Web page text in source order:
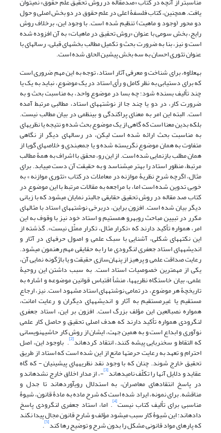
یافت. هم‏چنین، کتاب فلسفۀ اعلی در علم حقوق در دو بخش اصلی و حول
دو محور (وجود و ماهیت) تنظیم شده است. با وجود این، برخلاف روش
رایج، بخش سومی با عنوان «روش تحقیق در ماهیات» به آن افزوده شده
است و نیز، بنا به ضرورت بحث و تکمیل مطالب بخش‏های قبلی، رساله‏ای با
عنوان تئوری احسان به سه بخش پیشین الحاق شده است.
به‏علاوه، برای شناخت و معرفی آثار استاد، توجه به این مهم ضروری است
که برای دست‏یابی به نظر کامل و رأی استاد در یک موضوع، نباید به یک یا
چند تألیف بسنده شود؛ چه بسا در موضوع واحد، به مناسبت بحث و به
ضرورت کار، در دو یا چند جا از نوشته‏های استاد، مطالبی مرتبط آمده
است. البته این امر به معنای پراکندگی و بی‏نظمی در بیان مطالب نیست.
بلکه بدین معنا است که گاهی از یک موضوع بحث شده و نتیجه یا نظریه‏ای
به مناسبت بحث ارائه شده است لیکن، در رساله‏ای دیگر از نگاهی
متفاوت به همان موضوع نگریسته شده و یا جمع‏بندی و خلاصه‏ای گویا از
همان مطلب بازنمایی شده است. از این رو، محقق با اشراف به همۀ مطالب
مرتبط، منظور استاد را بهتر می‏شناسد و به حقیقت آن دست می‏یابد. برای
مثال، اگرچه شرح نظریۀ موازنه در معاملات در کتاب «تئوری موازنه » به
خوبی تدوین شده است اما، با مراجعه به مقالات مرتبط با این موضوع در
کتاب صد مقاله در روش تحقیق حقایقی جالب‏تر نمایان می‏شود که با زبانی
دیگر بیان شده است. افزون براین، دربرخی نوشته‏های استاد با مثال‏های
مکرر در تبیین مباحث رو‏به‏رو همستیم و استاد خود نیز با وقوف به این
امر، همواره تأکید دارند که «تکرار مثال، تکرار ممثّل نیست». گذشته از
این نکته‏های شکلی، آشنایی با سبک علمی و اصول حرفه‏ای در آثار و
اندیشه‏های استاد جعفری لنگرودی ما را به حقایقی مهم‏ رهنمون می‏شود.
رعایت صداقت علمی و پرهیز از پنهان‌سازی حقیقت و یا باژگونه نمایی آن،
یکی از مهم‏ترین خصوصیات استاد است. به سبب داشتن این روحیۀ
علمی، بیان خاستگاه نظریه‏ها، منشأ اقتباس قوانین موضوعه و اشاره به
تاریخچۀ هر موضوع، در تمامی نوشته‏های استاد مشهود است. نیز، ارجاع
مستقیم یا غیر‏مستقیم به آثار و اندیشه‏های دیگران و رعایت امانت،
همواره نصب‏العین این مؤلف بزرگ است. افزون بر این، استاد جعفری
لنگرودی همواره تأکید دارند که هدف اصلی تحقیق و حاصل کار علمی
نوآوری و ابداع است و به همین جهت، ایشان از روش کار حاشیه‏نویسانی
که التقاط و سخن‏ربایی پیشه کنند، انتقاد کرده‏اند[2] . باوجود این، اصل
احترام و تعهد به رعایت حرمت‏ها مانع از این شده است که استاد از طریق
تحقیق خارج شوند. چنان که با وجود نقد نظریه‏های پیشینیان - که گاه
عقاید و دلایل آنها را تکلّف نامیده‏اند[3] -، از مدار اخلاق خارج نشده‏اند و
در پاسخ انتقاد‏های معاصران، به استدلال روی‏آورده‏اند تا جدل و
مناقشه. برای نمونه، ایراد شده است که شرح ماده به مادۀ قانون، شیوۀ
مناسبی برای تألیف کتاب نیست[4] . اما، استاد جعفری لنگرودی پاسخ
داده‏اند: این شیوۀ کار سبب می‏شود مؤلف و شارح قانون مجال پیدا نکند
که پاره‏ای مواد قانونی مشکل را بدون شرح و توضیح رها کند[5]
.